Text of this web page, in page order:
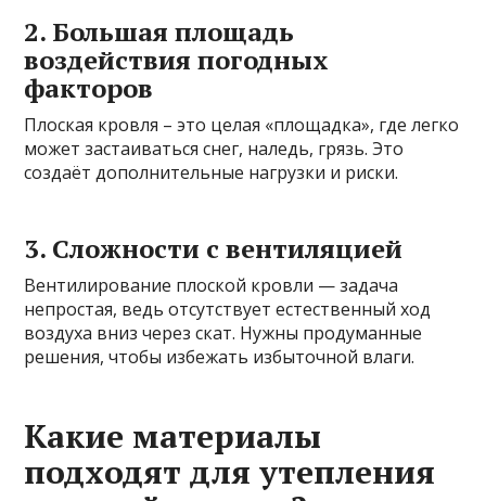
2. Большая площадь
воздействия погодных
факторов
Плоская кровля – это целая «площадка», где легко
может застаиваться снег, наледь, грязь. Это
создаёт дополнительные нагрузки и риски.
3. Сложности с вентиляцией
Вентилирование плоской кровли — задача
непростая, ведь отсутствует естественный ход
воздуха вниз через скат. Нужны продуманные
решения, чтобы избежать избыточной влаги.
Какие материалы
подходят для утепления